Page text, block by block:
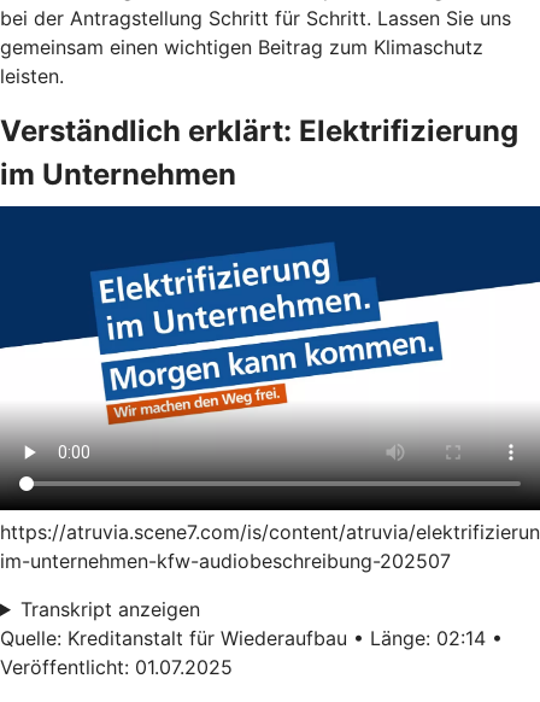
bei der Antragstellung Schritt für Schritt. Lassen Sie uns
gemeinsam einen wichtigen Beitrag zum Klimaschutz
leisten.
Verständlich erklärt: Elektrifizierung
im Unternehmen
https://atruvia.scene7.com/is/content/atruvia/
im-unternehmen-kfw-audiobeschreibung-202507
Transkript anzeigen
Quelle: Kreditanstalt für Wiederaufbau • Länge: 02:14 •
Veröffentlicht: 01.07.2025